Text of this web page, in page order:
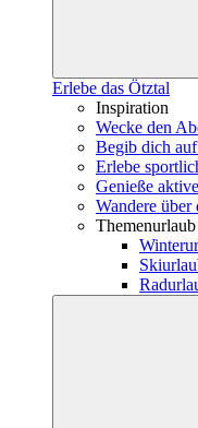
Erlebe das Ötztal
Inspiration
Wecke den
Begib dich
Erlebe
Genieße
Wandere über
Themenurlaub